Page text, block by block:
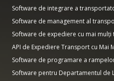
Software de integrare a
Software de management al
Software de expediere cu mai
API de Expediere Transport cu Mai
Software de programare a
Software pentru Departamentul de